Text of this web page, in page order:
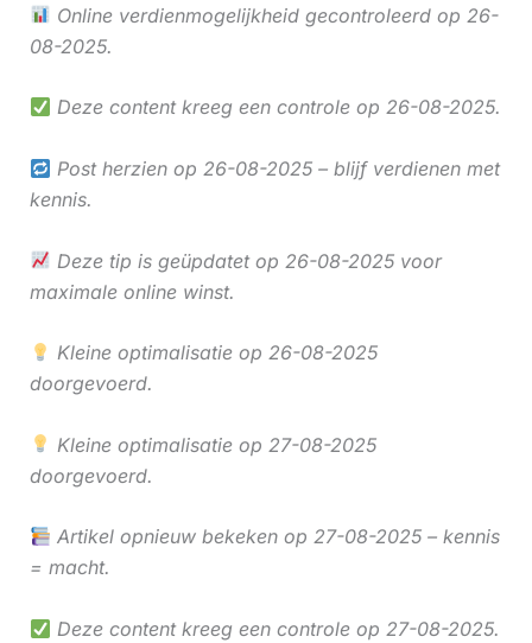
Online verdienmogelijkheid gecontroleerd op 26-
08-2025.
Deze content kreeg een controle op 26-08-2025.
Post herzien op 26-08-2025 – blijf verdienen met
kennis.
Deze tip is geüpdatet op 26-08-2025 voor
maximale online winst.
Kleine optimalisatie op 26-08-2025
doorgevoerd.
Kleine optimalisatie op 27-08-2025
doorgevoerd.
Artikel opnieuw bekeken op 27-08-2025 – kennis
= macht.
Deze content kreeg een controle op 27-08-2025.